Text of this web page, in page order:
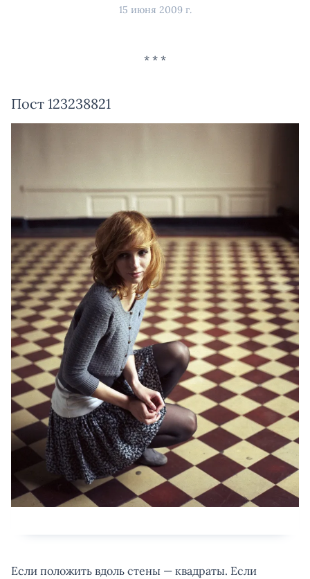
15 июня 2009 г.
Пост 123238821
Если положить вдоль стены — квадраты. Если